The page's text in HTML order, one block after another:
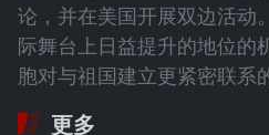
论，并在美国开展双边活动
际舞台上日益提升的地位的
胞对与祖国建立更紧密联系
更多